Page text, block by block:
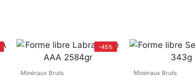
-45%
Minéraux Bruts Minéraux Bruts